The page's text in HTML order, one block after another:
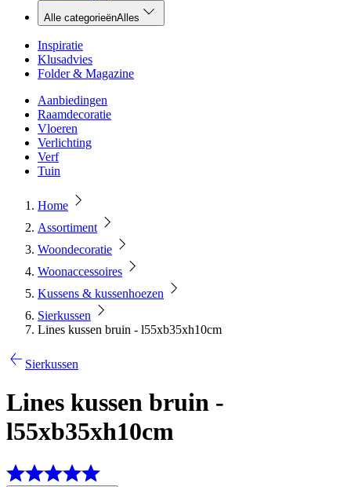
Alle categorieënAlles
Inspiratie
Klusadvies
Folder & Magazine
Aanbiedingen
Raamdecoratie
Vloeren
Verlichting
Verf
Tuin
Home
Assortiment
Woondecoratie
Woonaccessoires
Kussens & kussenhoezen
Sierkussen
Lines kussen bruin - l55xb35xh10cm
Sierkussen
Lines kussen bruin -
l55xb35xh10cm